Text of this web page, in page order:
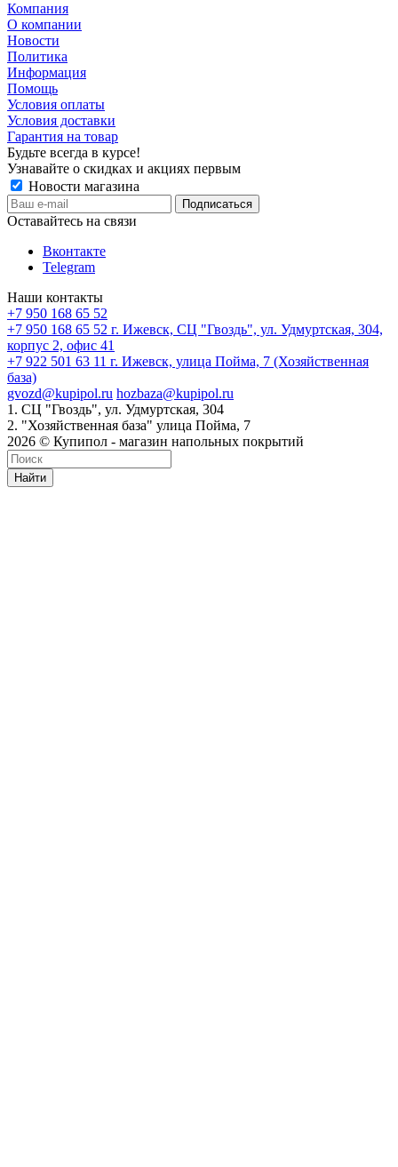
Компания
О компании
Новости
Политика
Информация
Помощь
Условия оплаты
Условия доставки
Гарантия на товар
Будьте всегда в курсе!
Узнавайте о скидках и акциях первым
Новости магазина
Оставайтесь на связи
Вконтакте
Telegram
Наши контакты
+7 950 168 65 52
+7 950 168 65 52 г. Ижевск, СЦ "Гвоздь", ул. Удмуртская, 304,
корпус 2, офис 41
+7 922 501 63 11 г. Ижевск, улица Пойма, 7 (Хозяйственная
база)
gvozd@kupipol.ru hozbaza@kupipol.ru
1. СЦ "Гвоздь", ул. Удмуртская, 304
2. "Хозяйственная база" улица Пойма, 7
2026 © Купипол - магазин напольных покрытий
Найти